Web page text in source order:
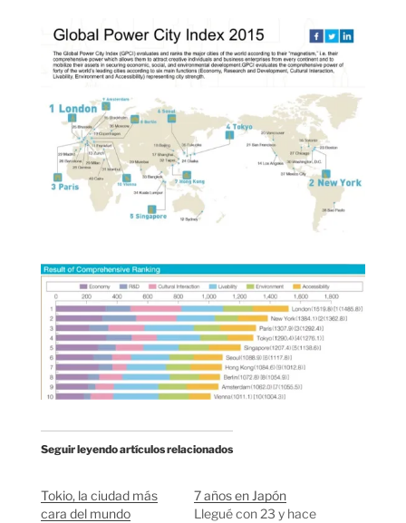
Seguir leyendo artículos relacionados
Tokio, la ciudad más
cara del mundo
7 años en Japón
Llegué con 23 y hace